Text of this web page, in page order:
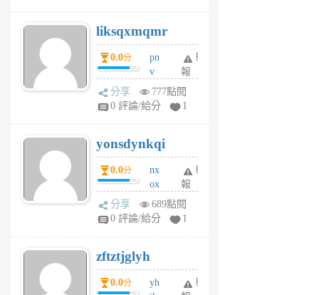
6
個
月
前
liksqxmqmr
0.0分
pn
v
wt
sv
6
個
月
前
舉
報
分享
777點閱
0 評論/給分
1
yonsdynkqi
0.0分
nx
ox
rh
pe
月
前
舉
報
分享
689點閱
0 評論/給分
1
zftztjglyh
0.0分
yh
舉